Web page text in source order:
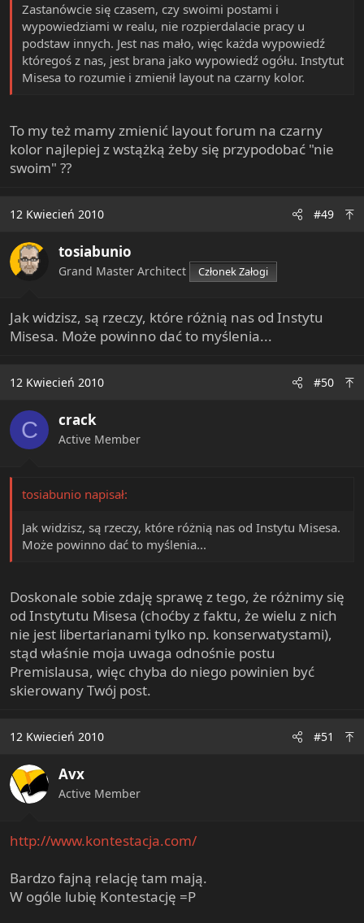
Zastanówcie się czasem, czy swoimi postami i
wypowiedziami w realu, nie rozpierdalacie pracy u
podstaw innych. Jest nas mało, więc każda wypowiedź
któregoś z nas, jest brana jako wypowiedź ogółu. Instytut
Misesa to rozumie i zmienił layout na czarny kolor.
To my też mamy zmienić layout forum na czarny
kolor najlepiej z wstążką żeby się przypodobać "nie
swoim" ??
12 Kwiecień 2010 #49
tosiabunio
Grand Master Architect Członek Załogi
Jak widzisz, są rzeczy, które różnią nas od Instytu
Misesa. Może powinno dać to myślenia...
12 Kwiecień 2010 #50
C crack
Active Member
tosiabunio napisał:
Jak widzisz, są rzeczy, które różnią nas od Instytu Misesa.
Może powinno dać to myślenia...
Doskonale sobie zdaję sprawę z tego, że różnimy się
od Instytutu Misesa (choćby z faktu, że wielu z nich
nie jest libertarianami tylko np. konserwatystami),
stąd właśnie moja uwaga odnośnie postu
Premislausa, więc chyba do niego powinien być
skierowany Twój post.
12 Kwiecień 2010 #51
Avx
Active Member
http://www.kontestacja.com/
Bardzo fajną relację tam mają.
W ogóle lubię Kontestację =P